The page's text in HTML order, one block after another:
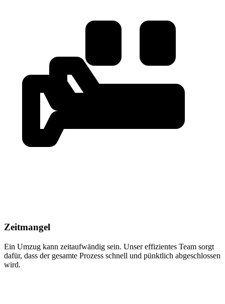
Zeitmangel
Ein Umzug kann zeitaufwändig sein. Unser effizientes Team sorgt
dafür, dass der gesamte Prozess schnell und pünktlich abgeschlossen
wird.